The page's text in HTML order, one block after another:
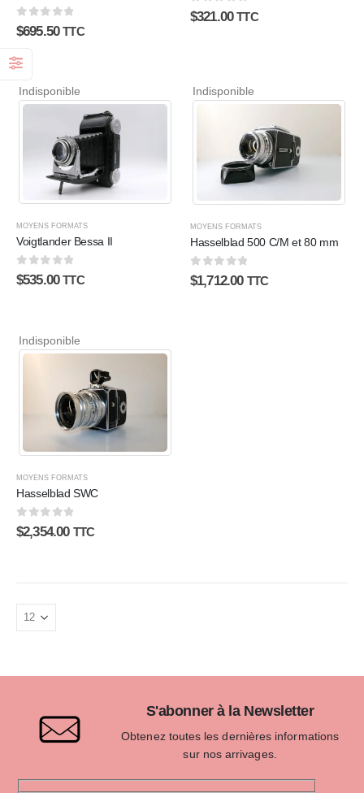
0sur 5
$695.50 TTC
0sur 5
$321.00 TTC
Indisponible
MOYENS FORMATS
Voigtlander Bessa II
0sur 5
$535.00 TTC
Indisponible
MOYENS FORMATS
Hasselblad 500 C/M et 80 mm
0sur 5
$1,712.00 TTC
Indisponible
MOYENS FORMATS
Hasselblad SWC
0sur 5
$2,354.00 TTC
S'abonner à la Newsletter
Obtenez toutes les dernières informations
sur nos arrivages.